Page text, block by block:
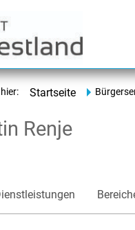
Startseite
Renje